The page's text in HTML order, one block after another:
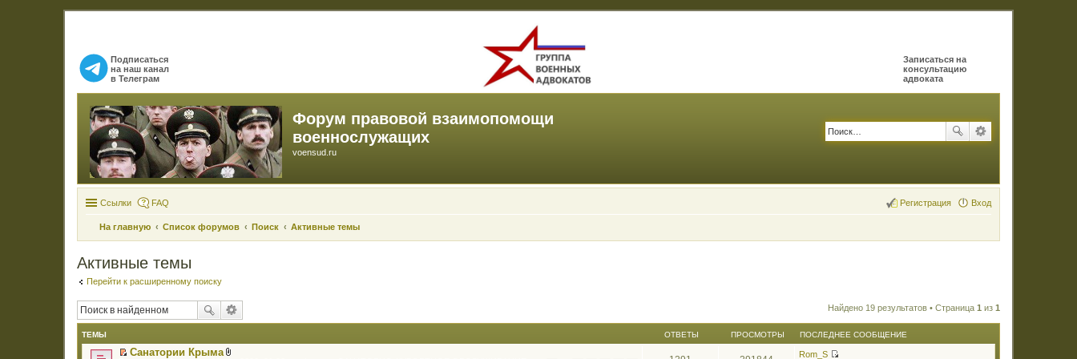
Подписаться
на наш канал
в Телеграм
Записаться на
консультацию
адвоката
Форум правовой взаимопомощи
военнослужащих
voensud.ru
Ссылки FAQ Вход
Регистрация
На главную Список форумов Поиск Активные темы
Активные темы
Перейти к расширенному поиску
Найдено 19 результатов • Страница 1 из 1
ТЕМЫ ОТВЕТЫ ПРОСМОТРЫ ПОСЛЕДНЕЕ СООБЩЕНИЕ
Санатории Крыма
Rom_S